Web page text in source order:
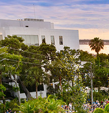
Was Scientologen über Scientology
sagen
Lernen Sie einen Scientologen
Innerhalb einer Scientology Kirche
Die Grundprinzipien der Scientology
Eine Einführung in die Dianetik
Flag Land
Freewinds